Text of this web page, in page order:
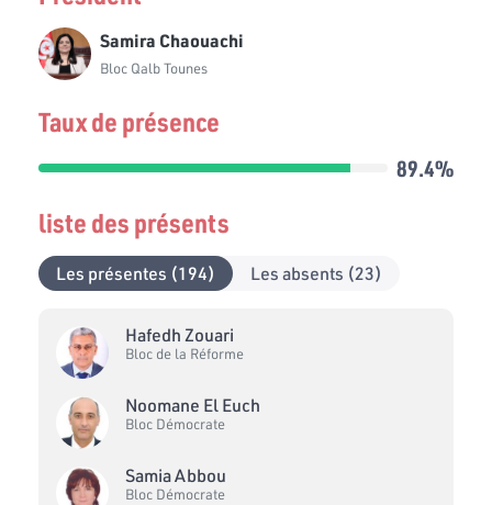
Samira Chaouachi
Bloc Qalb Tounes
Taux de présence
89.4%
liste des présents
Les présentes (194) Les absents (23)
Hafedh Zouari
Bloc de la Réforme
Noomane El Euch
Bloc Démocrate
Samia Abbou
Bloc Démocrate